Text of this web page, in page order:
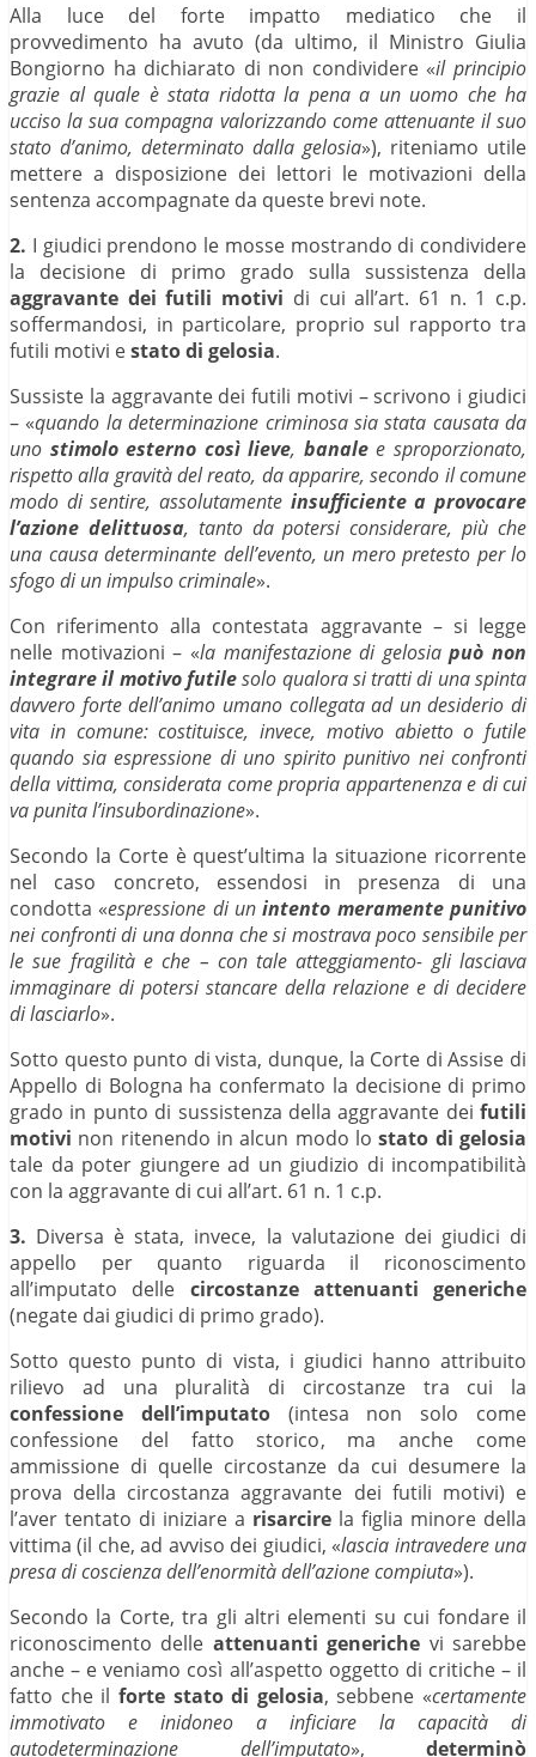
Alla luce del forte impatto mediatico che il
provvedimento ha avuto (da ultimo, il Ministro Giulia
Bongiorno ha dichiarato di non condividere «il principio
grazie al quale è stata ridotta la pena a un uomo che ha
ucciso la sua compagna valorizzando come attenuante il suo
stato d’animo, determinato dalla gelosia»), riteniamo utile
mettere a disposizione dei lettori le motivazioni della
sentenza accompagnate da queste brevi note.
2. I giudici prendono le mosse mostrando di condividere
la decisione di primo grado sulla sussistenza della
aggravante dei futili motivi di cui all’art. 61 n. 1 c.p.
soffermandosi, in particolare, proprio sul rapporto tra
futili motivi estato di gelosia.
Sussiste la aggravante dei futili motivi – scrivono i giudici
– «quando la determinazione criminosa sia stata causata da
uno stimolo esterno così lieve, banalee sproporzionato,
rispetto alla gravità del reato, da apparire, secondo il comune
modo di sentire, assolutamente insufficiente a provocare
l’azione delittuosa, tanto da potersi considerare, più che
una causa determinante dell’evento, un mero pretesto per lo
sfogo di un impulso criminale».
Con riferimento alla contestata aggravante – si legge
nelle motivazioni – «la manifestazione di gelosiapuò non
integrare il motivo futilesolo qualora si tratti di una spinta
davvero forte dell’animo umano collegata ad un desiderio di
vita in comune: costituisce, invece, motivo abietto o futile
quando sia espressione di uno spirito punitivo nei confronti
della vittima, considerata come propria appartenenza e di cui
va punita l’insubordinazione».
Secondo la Corte è quest’ultima la situazione ricorrente
nel caso concreto, essendosi in presenza di una
condotta «espressione di unintento meramente punitivo
nei confronti di una donna che si mostrava poco sensibile per
le sue fragilità e che – con tale atteggiamento- gli lasciava
immaginare di potersi stancare della relazione e di decidere
di lasciarlo».
Sotto questo punto di vista, dunque, la Corte di Assise di
Appello di Bologna ha confermato la decisione di primo
grado in punto di sussistenza della aggravante dei futili
motivi non ritenendo in alcun modo lostato di gelosia
tale da poter giungere ad un giudizio di incompatibilità
con la aggravante di cui all’art. 61 n. 1 c.p.
3. Diversa è stata, invece, la valutazione dei giudici di
appello per quanto riguarda il riconoscimento
all’imputato delle circostanze attenuanti generiche
(negate dai giudici di primo grado).
Sotto questo punto di vista, i giudici hanno attribuito
rilievo ad una pluralità di circostanze tra cui la
confessione dell’imputato(intesa non solo come
confessione del fatto storico, ma anche come
ammissione di quelle circostanze da cui desumere la
prova della circostanza aggravante dei futili motivi) e
l’aver tentato di iniziare a risarcire la figlia minore della
vittima (il che, ad avviso dei giudici, «lascia intravedere una
presa di coscienza dell’enormità dell’azione compiuta»).
Secondo la Corte, tra gli altri elementi su cui fondare il
riconoscimento delle attenuanti generiche vi sarebbe
anche – e veniamo così all’aspetto oggetto di critiche – il
fatto che il forte stato di gelosia, sebbene «certamente
immotivato e inidoneo a inficiare la capacità di
autodeterminazione dell’imputato», determinò